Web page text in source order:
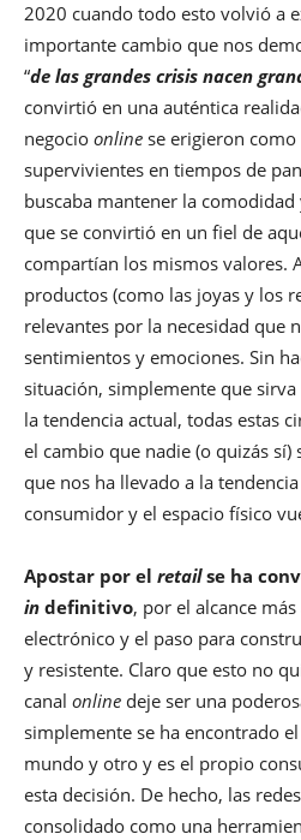
2020 cuando todo esto volvió a
importante cambio que nos
“de las grandes crisis nacen
convirtió en una auténtica
negocio online se erigieron
supervivientes en tiempos de
buscaba mantener la
que se convirtió en un fiel de
compartían los mismos valores.
productos (como las joyas y los
relevantes por la necesidad que
sentimientos y emociones. Sin
situación, simplemente que
la tendencia actual, todas estas
el cambio que nadie (o quizás sí)
que nos ha llevado a la
consumidor y el espacio físico
Apostar por el retailse ha
in definitivo, por el alcance
electrónico y el paso para
y resistente. Claro que esto no
canal online deje ser una
simplemente se ha encontrado
mundo y otro y es el propio
esta decisión. De hecho, las
consolidado como una